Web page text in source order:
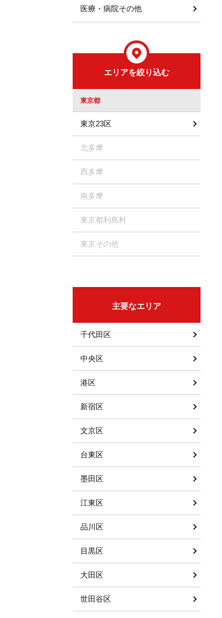
医療・病院その他
エリアを絞り込む
東京都
東京23区
北多摩
西多摩
南多摩
東京都利島村
東京その他
主要なエリア
千代田区
中央区
港区
新宿区
文京区
台東区
墨田区
江東区
品川区
目黒区
大田区
世田谷区